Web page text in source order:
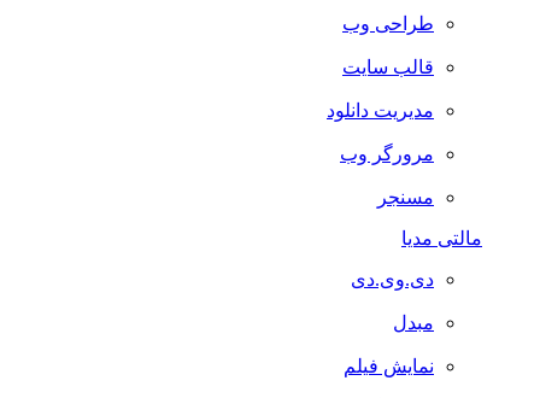
طراحی وب
قالب سایت
مدیریت دانلود
مرورگر وب
مسنجر
مالتی مدیا
دی.وی.دی
مبدل
نمایش فیلم